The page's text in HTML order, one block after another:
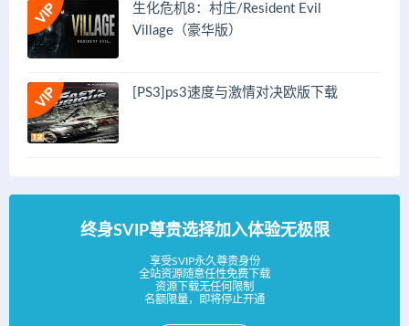
生化危机8：村庄/Resident Evil
Village（豪华版）
[PS3]ps3速度与激情对决欧版下载
终身SVIP尊贵选择加入体验无极限
享受SVIP永久尊贵身份
全站资源随意任性免费下载
资源下载无任何限制
名额限量，即将停止开通